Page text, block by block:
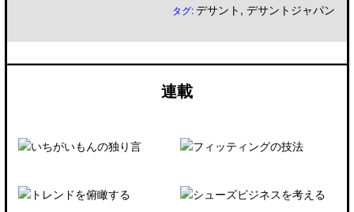
タグ:デサント ,デサントジャパン
連載